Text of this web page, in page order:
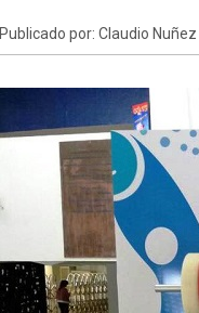
Publicado por: Claudio Nuñez |